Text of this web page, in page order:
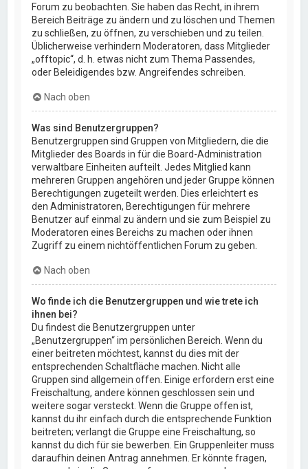
Forum zu beobachten. Sie haben das Recht, in ihrem
Bereich Beiträge zu ändern und zu löschen und Themen
zu schließen, zu öffnen, zu verschieben und zu teilen.
Üblicherweise verhindern Moderatoren, dass Mitglieder
„offtopic“, d. h. etwas nicht zum Thema Passendes,
oder Beleidigendes bzw. Angreifendes schreiben.
Nach oben
Was sind Benutzergruppen?
Benutzergruppen sind Gruppen von Mitgliedern, die die
Mitglieder des Boards in für die Board-Administration
verwaltbare Einheiten aufteilt. Jedes Mitglied kann
mehreren Gruppen angehören und jeder Gruppe können
Berechtigungen zugeteilt werden. Dies erleichtert es
den Administratoren, Berechtigungen für mehrere
Benutzer auf einmal zu ändern und sie zum Beispiel zu
Moderatoren eines Bereichs zu machen oder ihnen
Zugriff zu einem nichtöffentlichen Forum zu geben.
Nach oben
Wo finde ich die Benutzergruppen und wie trete ich
ihnen bei?
Du findest die Benutzergruppen unter
„Benutzergruppen“ im persönlichen Bereich. Wenn du
einer beitreten möchtest, kannst du dies mit der
entsprechenden Schaltfläche machen. Nicht alle
Gruppen sind allgemein offen. Einige erfordern erst eine
Freischaltung, andere können geschlossen sein und
weitere sogar versteckt. Wenn die Gruppe offen ist,
kannst du ihr einfach durch die entsprechende Funktion
beitreten; verlangt die Gruppe eine Freischaltung, so
kannst du dich für sie bewerben. Ein Gruppenleiter muss
daraufhin deinen Antrag annehmen. Er könnte fragen,